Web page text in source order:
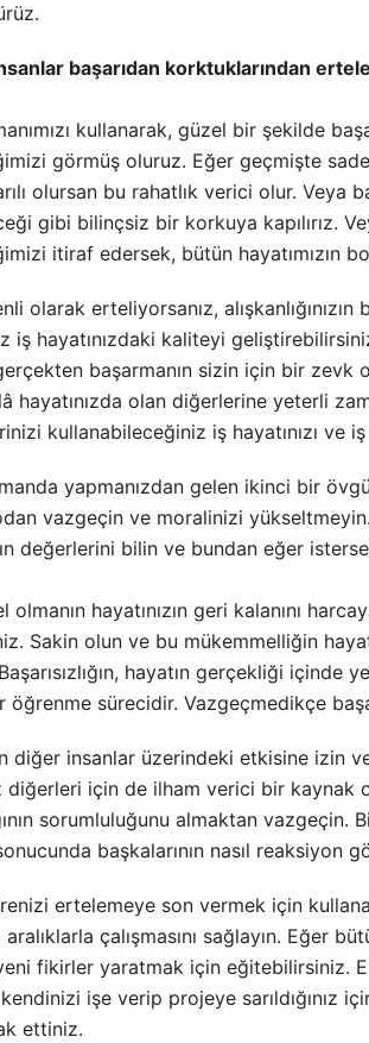
başarıdan korktuklarından
kullanarak, güzel bir şekilde
görmüş oluruz. Eğer geçmişte
olursan bu rahatlık verici olur. Veya
gibi bilinçsiz bir korkuya kapılırız.
itiraf edersek, bütün hayatımızın
olarak erteliyorsanız,
iş hayatınızdaki kaliteyi
başarmanın sizin için bir zevk
hayatınızda olan diğerlerine yeterli
kullanabileceğiniz iş hayatınızı ve iş
yapmanızdan gelen ikinci bir
vazgeçin ve moralinizi
değerlerini bilin ve bundan eğer
olmanın hayatınızın geri kalanını
Sakin olun ve bu mükemmelliğin
hayatın gerçekliği içinde
öğrenme sürecidir. Vazgeçmedikçe
diğer insanlar üzerindeki etkisine izin
diğerleri için de ilham verici bir kaynak
sorumluluğunu almaktan
başkalarının nasıl reaksiyon
ertelemeye son vermek için
çalışmasını sağlayın. Eğer
fikirler yaratmak için eğitebilirsiniz.
işe verip projeye sarıldığınız
ettiniz.